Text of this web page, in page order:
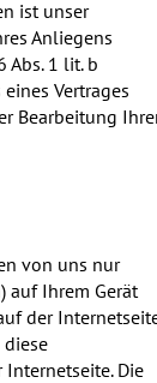
ist unser
Anliegens
Abs. 1 lit. b
Vertrages
Bearbeitung
von uns nur
auf Ihrem Gerät
der
diese
Die